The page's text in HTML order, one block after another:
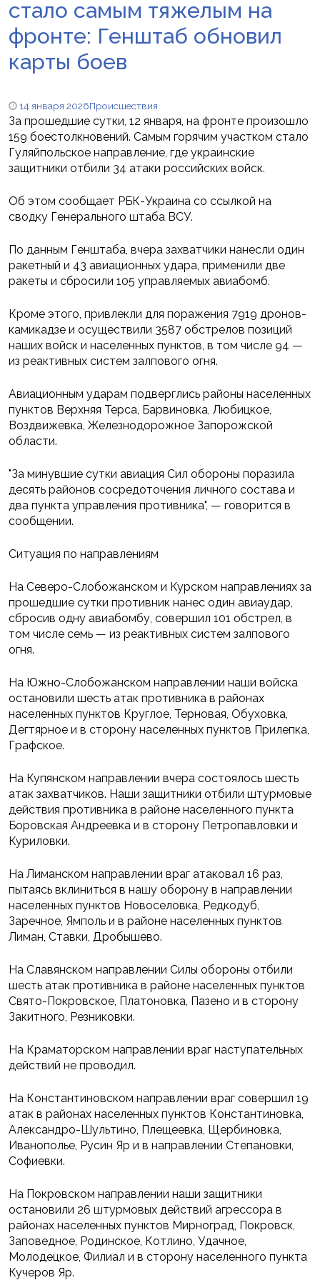
стало самым тяжелым на
фронте: Генштаб обновил
карты боев
14 января 2026Происшествия
За прошедшие сутки, 12 января, на фронте произошло
159 боестолкновений. Самым горячим участком стало
Гуляйпольское направление, где украинские
защитники отбили 34 атаки российских войск.
Об этом сообщает РБК-Украина со ссылкой на
сводку Генерального штаба ВСУ.
По данным Генштаба, вчера захватчики нанесли один
ракетный и 43 авиационных удара, применили две
ракеты и сбросили 105 управляемых авиабомб.
Кроме этого, привлекли для поражения 7919 дронов-
камикадзе и осуществили 3587 обстрелов позиций
наших войск и населенных пунктов, в том числе 94 —
из реактивных систем залпового огня.
Авиационным ударам подверглись районы населенных
пунктов Верхняя Терса, Барвиновка, Любицкое,
Воздвижевка, Железнодорожное Запорожской
области.
"За минувшие сутки авиация Сил обороны поразила
десять районов сосредоточения личного состава и
два пункта управления противника", — говорится в
сообщении.
Ситуация по направлениям
На Северо-Слобожанском и Курском направлениях за
прошедшие сутки противник нанес один авиаудар,
сбросив одну авиабомбу, совершил 101 обстрел, в
том числе семь — из реактивных систем залпового
огня.
На Южно-Слобожанском направлении наши войска
остановили шесть атак противника в районах
населенных пунктов Круглое, Терновая, Обуховка,
Дегтярное и в сторону населенных пунктов Прилепка,
Графское.
На Купянском направлении вчера состоялось шесть
атак захватчиков. Наши защитники отбили штурмовые
действия противника в районе населенного пункта
Боровская Андреевка и в сторону Петропавловки и
Куриловки.
На Лиманском направлении враг атаковал 16 раз,
пытаясь вклиниться в нашу оборону в направлении
населенных пунктов Новоселовка, Редкодуб,
Заречное, Ямполь и в районе населенных пунктов
Лиман, Ставки, Дробышево.
На Славянском направлении Силы обороны отбили
шесть атак противника в районе населенных пунктов
Свято-Покровское, Платоновка, Пазено и в сторону
Закитного, Резниковки.
На Краматорском направлении враг наступательных
действий не проводил.
На Константиновском направлении враг совершил 19
атак в районах населенных пунктов Константиновка,
Александро-Шультино, Плещеевка, Щербиновка,
Иванополье, Русин Яр и в направлении Степановки,
Софиевки.
На Покровском направлении наши защитники
остановили 26 штурмовых действий агрессора в
районах населенных пунктов Мирноград, Покровск,
Заповедное, Родинское, Котлино, Удачное,
Молодецкое, Филиал и в сторону населенного пункта
Кучеров Яр.